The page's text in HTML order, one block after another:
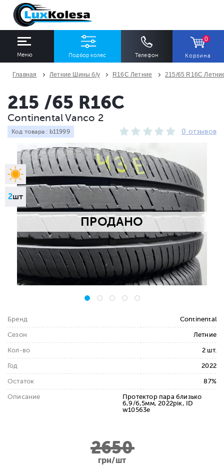
Меню Подбор колес Телефон
0
Корзина
Ширина
Все
Профиль
Все
Сезон Количество
Все
ПОДОБРАТЬ
Главная Летние Шины б/у R16C Летние 215/65 R16C
ПРОДАНО
2шт
215 /65 R16C
Continental Vanco 2
Код товара : b11999 0 отзывов
Бренд Continental
Сезон Летние
Кол-во 2 шт.
Год 2022
Остаток 87%
Описание
Протектор пара близько
6,9/6,5мм, 2022рік, ID
w10563e
2650
грн/шт